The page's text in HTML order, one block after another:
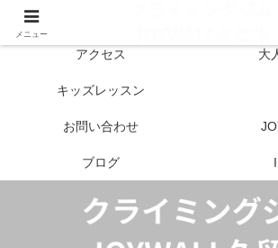
アクセス 大
キッズレッスン
お問い合わせ
ブログ
メニュー